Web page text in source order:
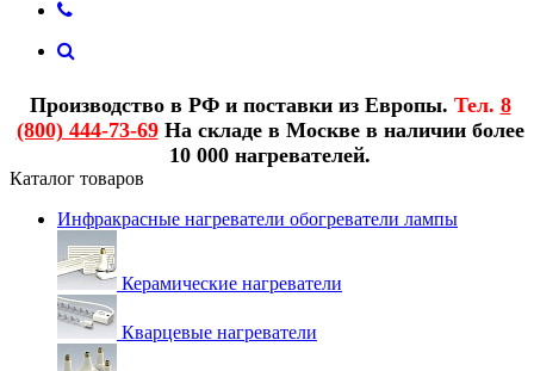
Производство в РФ и поставки из Европы. Тел. 8
(800) 444-73-69На складе в Москве в наличии более
10 000 нагревателей.
Каталог товаров
Инфракрасные нагреватели обогреватели лампы
Керамические нагреватели
Кварцевые нагреватели